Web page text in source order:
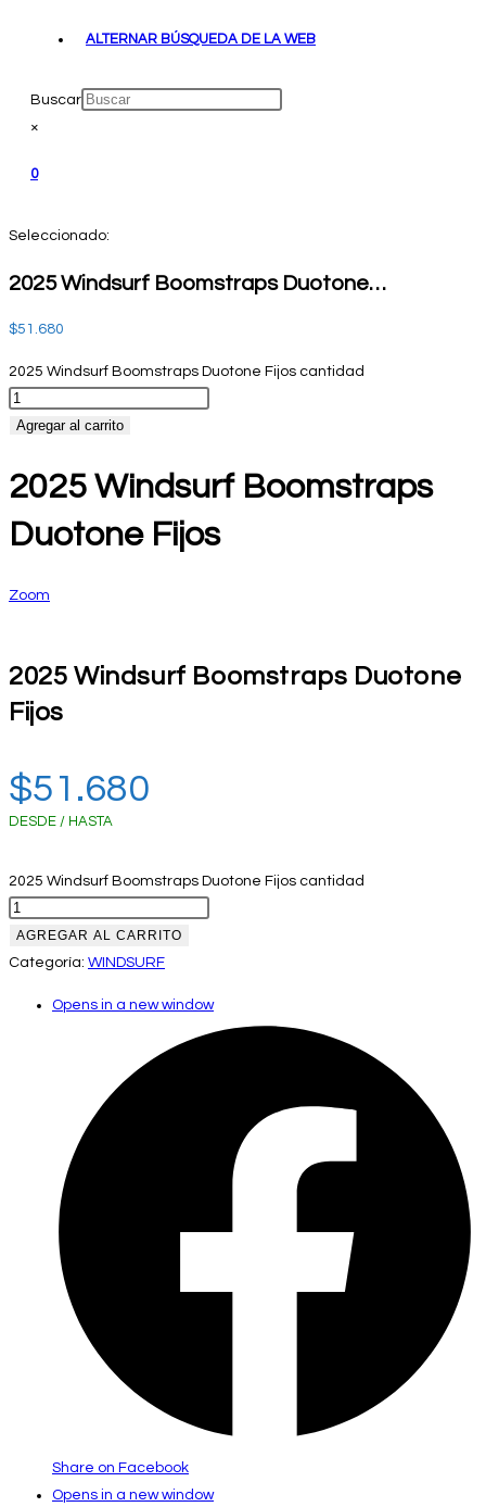
ALTERNAR BÚSQUEDA DE LA WEB
Buscar
×
0
Seleccionado:
2025 Windsurf Boomstraps Duotone…
$51.680
2025 Windsurf Boomstraps Duotone Fijos cantidad
Agregar al carrito
2025 Windsurf Boomstraps
Duotone Fijos
Zoom
2025 Windsurf Boomstraps Duotone
Fijos
$51.680
DESDE / HASTA
2025 Windsurf Boomstraps Duotone Fijos cantidad
AGREGAR AL CARRITO
Categoría: WINDSURF
Opens in a new window
Share on Facebook
Opens in a new window